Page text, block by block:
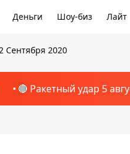
Деньги Шоу-биз Лайт
Сентября 2020
🔴 Ракетный удар 5